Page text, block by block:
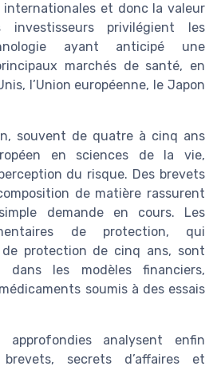
et donc la valeur
investisseurs privilégient les
ayant anticipé une
marchés de santé, en
l’Union européenne, le Japon
souvent de quatre à cinq ans
en sciences de la vie,
du risque. Des brevets
de matière rassurent
demande en cours. Les
de protection, qui
protection de cinq ans, sont
dans les modèles financiers,
soumis à des essais
approfondies analysent enfin
brevets, secrets d’affaires et